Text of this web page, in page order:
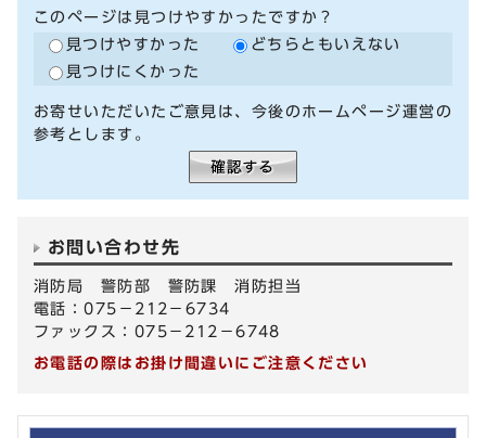
このページは見つけやすかったですか？
見つけやすかった
どちらともいえない
見つけにくかった
お寄せいただいたご意見は、今後のホームページ運営の
参考とします。
お問い合わせ先
消防局 警防部 警防課 消防担当
電話：075－212－6734
ファックス：075－212－6748
お電話の際はお掛け間違いにご注意ください